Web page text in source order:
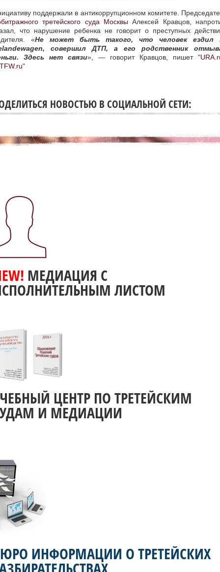
поддержали в антикоррупционном комитете.
третейского суда Москвы Алексей Кравцов,
что нарушение ребенка не говорит о преступных
«Не может быть такого, что человек ездил
совершил ДТП, а его родственник
Здесь нет связи», — говорит Кравцов, пишет "
"
НОВОСТЬЮ В СОЦИАЛЬНОЙ СЕТИ:
МЕДИАЦИЯ С
ЛИСТОМ
ЦЕНТР ПО ТРЕТЕЙСКИМ
И МЕДИАЦИИ
ИНФОРМАЦИИ О ТРЕТЕЙСКИХ